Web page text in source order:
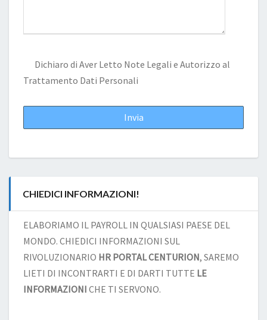
Dichiaro di Aver Letto Note Legali e Autorizzo al
Trattamento Dati Personali
CHIEDICI INFORMAZIONI!
ELABORIAMO IL PAYROLL IN QUALSIASI PAESE DEL
MONDO. CHIEDICI INFORMAZIONI SUL
RIVOLUZIONARIO HR PORTAL CENTURION, SAREMO
LIETI DI INCONTRARTI E DI DARTI TUTTE LE
INFORMAZIONI CHE TI SERVONO.